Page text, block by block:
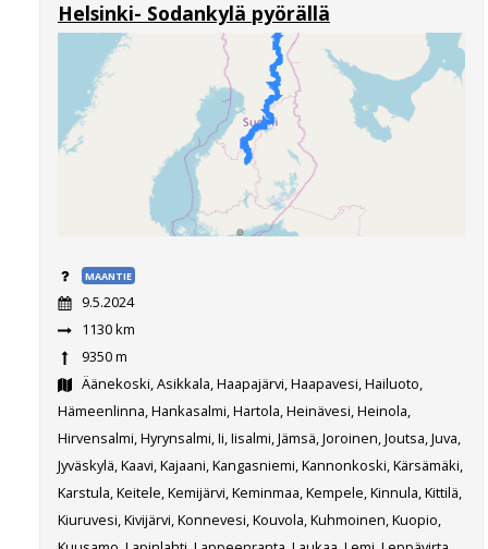
Helsinki- Sodankylä pyörällä
MAANTIE
9.5.2024
1130 km
9350 m
Äänekoski, Asikkala, Haapajärvi, Haapavesi, Hailuoto,
Hämeenlinna, Hankasalmi, Hartola, Heinävesi, Heinola,
Hirvensalmi, Hyrynsalmi, Ii, Iisalmi, Jämsä, Joroinen, Joutsa, Juva,
Jyväskylä, Kaavi, Kajaani, Kangasniemi, Kannonkoski, Kärsämäki,
Karstula, Keitele, Kemijärvi, Keminmaa, Kempele, Kinnula, Kittilä,
Kiuruvesi, Kivijärvi, Konnevesi, Kouvola, Kuhmoinen, Kuopio,